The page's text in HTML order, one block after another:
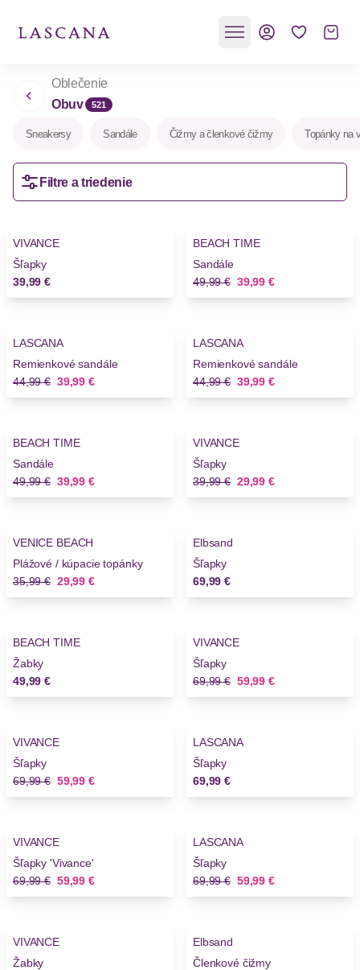
Oblečenie
Obuv
521
Sneakersy Sandále Čižmy a členkové čižmy Topánky na
Filtre a triedenie
VIVANCE
Šľapky
39,99 €
Novinky
BEACH TIME
Sandále
Stará cena
49,99 € Nová cena
39,99 €
Novinky
LASCANA
Remienkové sandále
Stará cena
44,99 € Nová cena
39,99 €
Novinky
LASCANA
Remienkové sandále
Stará cena
44,99 € Nová cena
39,99 €
Novinky
BEACH TIME
Sandále
Stará cena
49,99 € Nová cena
39,99 €
VIVANCE
Šľapky
Stará cena
39,99 € Nová cena
29,99 €
Novinky
VENICE BEACH
Plážové / kúpacie topánky
Stará cena
35,99 € Nová cena
29,99 €
Elbsand
Šľapky
69,99 €
BEACH TIME
Žabky
49,99 €
VIVANCE
Šľapky
Stará cena
69,99 € Nová cena
59,99 €
VIVANCE
Šľapky
Stará cena
69,99 € Nová cena
59,99 €
LASCANA
Šľapky
69,99 €
VIVANCE
Šľapky 'Vivance'
Stará cena
69,99 € Nová cena
59,99 €
LASCANA
Šľapky
Stará cena
69,99 € Nová cena
59,99 €
VIVANCE
Žabky
Novinky
Elbsand
Členkové čižmy